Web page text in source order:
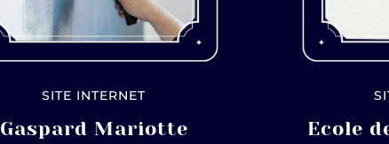
SITE INTERNET
Gaspard Mariotte Ecole